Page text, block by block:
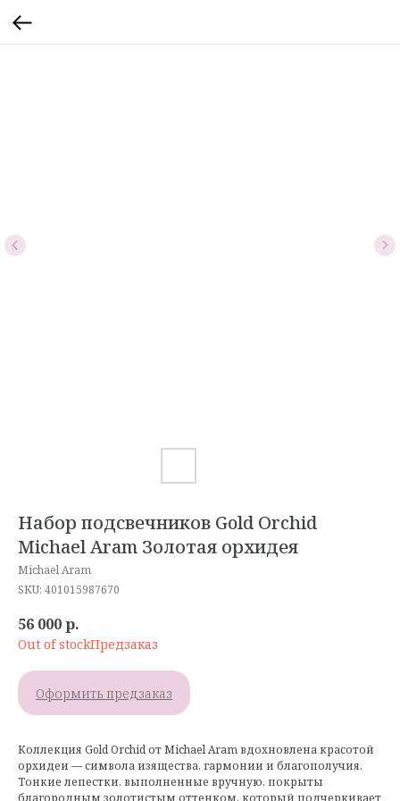
Набор подсвечников Gold Orchid
Michael Aram Золотая орхидея
Michael Aram
SKU: 401015987670
56 000р.
Out of stock
Оформить предзаказ
Коллекция Gold Orchid от Michael Aram вдохновлена красотой
орхидеи — символа изящества, гармонии и благополучия.
Тонкие лепестки, выполненные вручную, покрыты